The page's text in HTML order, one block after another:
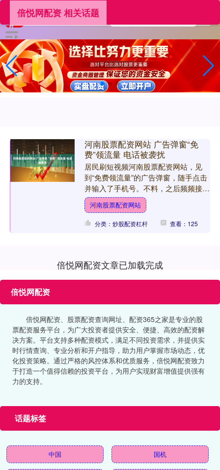
倍悦网配资 相关话题
河南股票配资网站 广告弹窗“免
费”领流量 电话被袭扰
居民刷短视频河南股票配资网站，见
到“免费领流量”的广告弹窗，随手点击
并输入了手机号。不料，之后频频接
到“00”开头的陌生电话，不胜其烦。11
月30日，网格员帮忙....
河南股票配资网站
分类：炒股配资杠杆 查看：125
倍悦网配资文章已加载完成
倍悦网配资
倍悦网配资、股票配资查询网址、配资365之家是专业的股
票配资服务平台，为广大投资者提供安全、便捷、高效的配资解
决方案。平台支持多种配资模式，满足不同投资需求，并提供实
时行情查询、专业分析和开户指导，助力用户掌握市场动态，优
化投资策略。通过严格的风控体系和优质服务，倍悦网配资致力
于打造一个值得信赖的投资平台，为用户实现财富增值提供强有
力的支持。
话题标签
中国 国机